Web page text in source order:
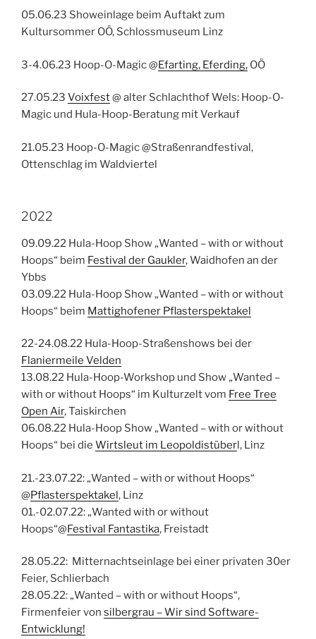
05.06.23 Showeinlage beim Auftakt zum
Kultursommer OÖ, Schlossmuseum Linz
3-4.06.23 Hoop-O-Magic @Efarting, Eferding, OÖ
27.05.23 Voixfest@ alter Schlachthof Wels: Hoop-O-
Magic und Hula-Hoop-Beratung mit Verkauf
21.05.23 Hoop-O-Magic @Straßenrandfestival,
Ottenschlag im Waldviertel
2022
09.09.22 Hula-Hoop Show „Wanted – with or without
Hoops“ beim Festival der Gaukler, Waidhofen an der
Ybbs
03.09.22 Hula-Hoop Show „Wanted – with or without
Hoops“ beim Mattighofener Pflasterspektakel
22-24.08.22 Hula-Hoop-Straßenshows bei der
Flaniermeile Velden
13.08.22 Hula-Hoop-Workshop und Show „Wanted –
with or without Hoops“ im Kulturzelt vom Free Tree
Open Air, Taiskirchen
06.08.22 Hula-Hoop Show „Wanted – with or without
Hoops“ bei die Wirtsleut im Leopoldistüberl, Linz
21.-23.07.22: „Wanted – with or without Hoops“
@Pflasterspektakel, Linz
01.-02.07.22: „Wanted with or without
Hoops“@Festival Fantastika, Freistadt
28.05.22: Mitternachtseinlage bei einer privaten 30er
Feier, Schlierbach
28.05.22: „Wanted – with or without Hoops“,
Firmenfeier von silbergrau – Wir sind Software-
Entwicklung!